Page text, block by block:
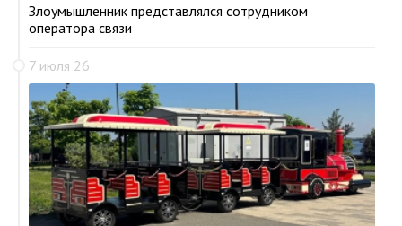
Злоумышленник представлялся сотрудником
оператора связи
7 июля 26